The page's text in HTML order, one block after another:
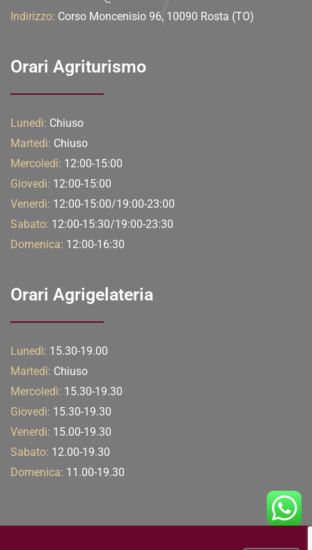
Indirizzo: Corso Moncenisio 96, 10090 Rosta (TO)
Orari Agriturismo
Lunedì: Chiuso
Martedì: Chiuso
Mercoledì: 12:00-15:00
Giovedì: 12:00-15:00
Venerdì: 12:00-15:00/19:00-23:00
Sabato: 12:00-15:30/19:00-23:30
Domenica: 12:00-16:30
Orari Agrigelateria
Lunedì: 15.30-19.00
Martedì: Chiuso
Mercoledì: 15.30-19.30
Giovedì: 15.30-19.30
Venerdì: 15.00-19.30
Sabato: 12.00-19.30
Domenica: 11.00-19.30